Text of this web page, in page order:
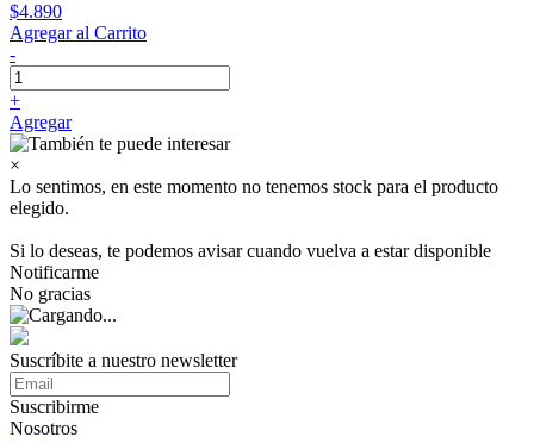
$4.890
Agregar al Carrito
-
+
Agregar
×
Lo sentimos, en este momento no tenemos stock para el producto
elegido.
Si lo deseas, te podemos avisar cuando vuelva a estar disponible
Notificarme
No gracias
Suscríbite a nuestro newsletter
Suscribirme
Nosotros